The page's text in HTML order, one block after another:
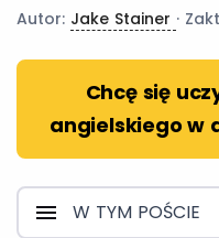
Autor: Jake Stainer ·
Chcę się
angielskiego w
W TYM POŚCIE